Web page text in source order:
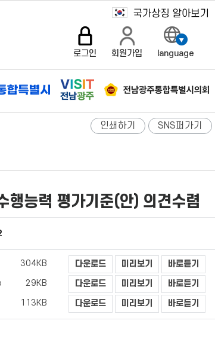
로그인 회원가입 language
인쇄하기 SNS퍼가기
행능력 평가기준(안) 의견수렴
304KB 다운로드 미리보기
바로듣기
29KB 다운로드 미리보기
바로듣기
113KB 다운로드 미리보기 바로듣기